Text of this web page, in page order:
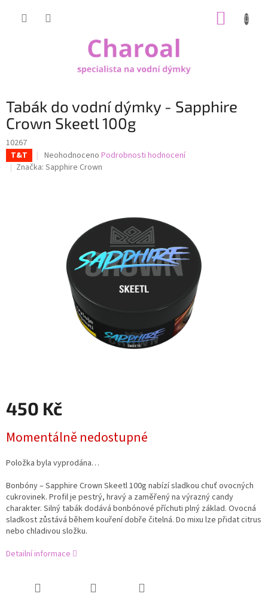
Tabák do vodní dýmky - Sapphire
Crown Skeetl 100g
10267
T&T
Průměrné
hodnocení
hvězdiček.
Neohodnoceno Podrobnosti hodnocení
Značka: Sapphire Crown
450 Kč
cena:
Momentálně nedostupné
Položka byla vyprodána…
Bonbóny – Sapphire Crown Skeetl 100g nabízí sladkou chuť ovocných
cukrovinek. Profil je pestrý, hravý a zaměřený na výrazný candy
charakter. Silný tabák dodává bonbónové příchuti plný základ. Ovocná
sladkost zůstává během kouření dobře čitelná. Do mixu lze přidat citrus
nebo chladivou složku.
Detailní informace